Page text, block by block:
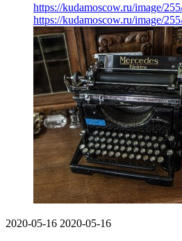
https://kudamoscow.ru/image/
https://kudamoscow.ru/image/
2020-05-16 2020-05-16